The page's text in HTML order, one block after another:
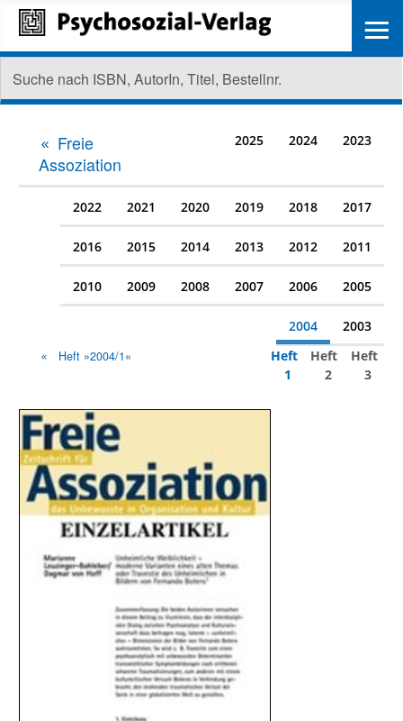
Freie
Assoziation
2025 2024 2023
2022 2021 2020 2019 2018 2017
2016 2015 2014 2013 2012 2011
2010 2009 2008 2007 2006 2005
2004 2003
Heft »2004/1«
Heft
1
Heft
2
Heft
3
≡